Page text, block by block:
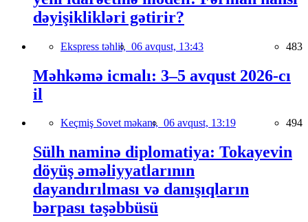
dəyişiklikləri gətirir?
Ekspress təhlil, 06 avqust, 13:43 483
Məhkəmə icmalı: 3–5 avqust 2026-cı
il
Keçmiş Sovet məkanı, 06 avqust, 13:19 494
Sülh naminə diplomatiya: Tokayevin
döyüş əməliyyatlarının
dayandırılması və danışıqların
bərpası təşəbbüsü